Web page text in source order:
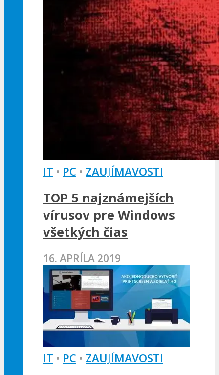
IT • PC • ZAUJÍMAVOSTI
TOP 5 najznámejších
vírusov pre Windows
všetkých čias
16. APRÍLA 2019
IT • PC • ZAUJÍMAVOSTI